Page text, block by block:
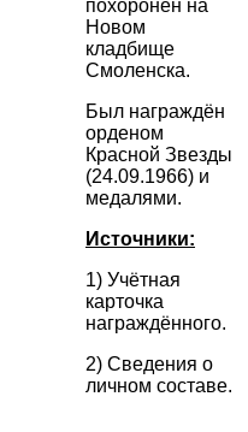
похоронен на
Новом
кладбище
Смоленска.
Был награждён
орденом
Красной Звезды
(24.09.1966) и
медалями.
Источники:
1) Учётная
карточка
награждённого.
2) Сведения о
личном составе.